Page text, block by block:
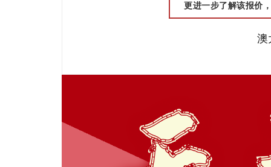
更进一步了解该报价
澳